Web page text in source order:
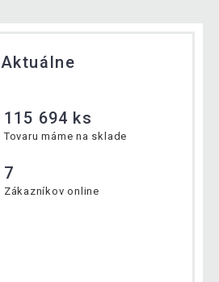
Aktuálne
115 694 ks
Tovaru máme na sklade
7
Zákazníkov online